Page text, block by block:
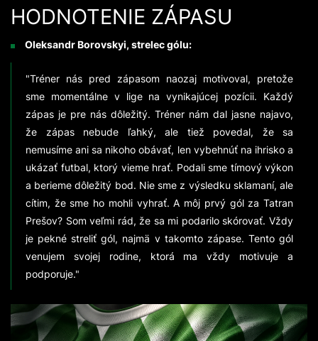
HODNOTENIE ZÁPASU
Oleksandr Borovskyi, strelec gólu:
"Tréner nás pred zápasom naozaj motivoval, pretože
sme momentálne v lige na vynikajúcej pozícii. Každý
zápas je pre nás dôležitý. Tréner nám dal jasne najavo,
že zápas nebude ľahký, ale tiež povedal, že sa
nemusíme ani sa nikoho obávať, len vybehnúť na ihrisko a
ukázať futbal, ktorý vieme hrať. Podali sme tímový výkon
a berieme dôležitý bod. Nie sme z výsledku sklamaní, ale
cítim, že sme ho mohli vyhrať. A môj prvý gól za Tatran
Prešov? Som veľmi rád, že sa mi podarilo skórovať. Vždy
je pekné streliť gól, najmä v takomto zápase. Tento gól
venujem svojej rodine, ktorá ma vždy motivuje a
podporuje."